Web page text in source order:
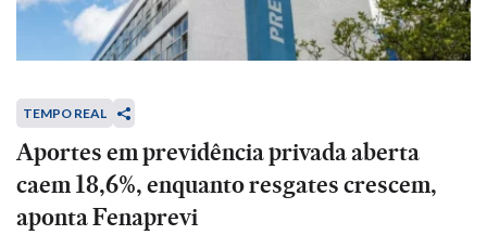
TEMPO REAL
Aportes em previdência privada aberta
caem 18,6%, enquanto resgates crescem,
aponta Fenaprevi